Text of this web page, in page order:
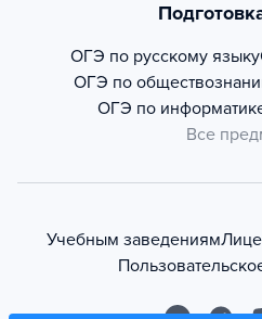
ОГЭ по русскому языку
ОГЭ по
ОГЭ по
Все
Учебным заведениям